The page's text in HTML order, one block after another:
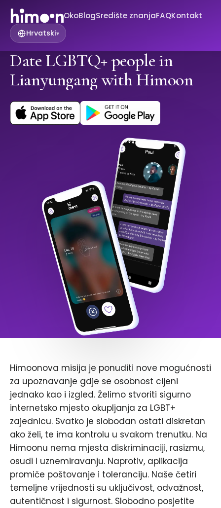
OkoBlogSredište znanjaFAQKontakt
Hrvatski▾
Date LGBTQ+ people in
Lianyungang with Himoon
Himoonova misija je ponuditi nove mogućnosti
za upoznavanje gdje se osobnost cijeni
jednako kao i izgled. Želimo stvoriti sigurno
internetsko mjesto okupljanja za LGBT+
zajednicu. Svatko je slobodan ostati diskretan
ako želi, te ima kontrolu u svakom trenutku. Na
Himoonu nema mjesta diskriminaciji, rasizmu,
osudi i uznemiravanju. Naprotiv, aplikacija
promiče poštovanje i toleranciju. Naše četiri
temeljne vrijednosti su uključivost, odvažnost,
autentičnost i sigurnost. Slobodno posjetite